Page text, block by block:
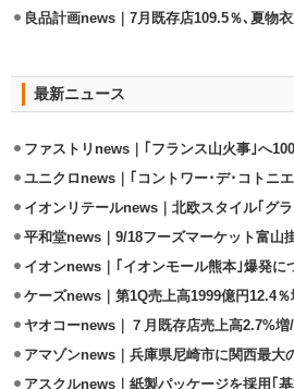
最新ニュース